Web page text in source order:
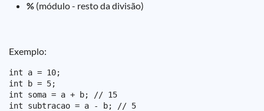
% (módulo - resto da divisão)
Exemplo:
int a = 10;
int b = 5;
int soma = a + b; // 15
int subtracao = a - b; // 5